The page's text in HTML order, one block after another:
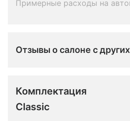
Примерные расходы на
Отзывы о салоне с
Комплектация
Classic